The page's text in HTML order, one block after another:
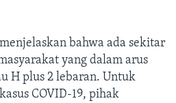
bahwa ada sekitar
yang dalam arus
H plus 2 lebaran. Untuk
COVID-19, pihak